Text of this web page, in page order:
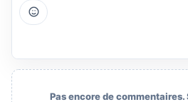
Pas encore de